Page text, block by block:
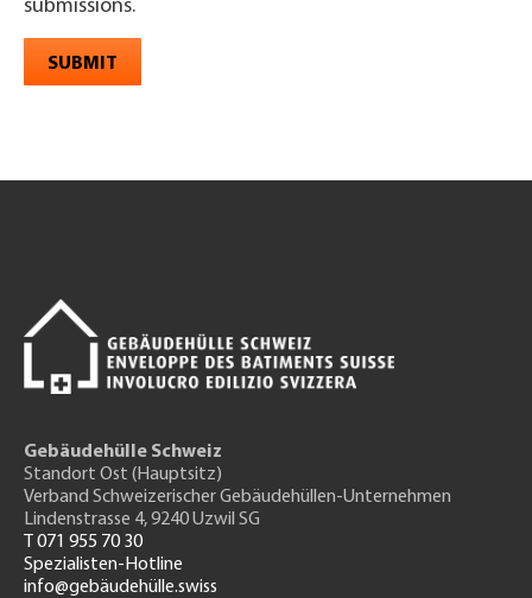
submissions.
SUBMIT
Gebäudehülle Schweiz
Standort Ost (Hauptsitz)
Verband Schweizerischer Gebäudehüllen-Unternehmen
Lindenstrasse 4, 9240 Uzwil SG
T 071 955 70 30
Spezialisten-Hotline
info@gebäudehülle.swiss